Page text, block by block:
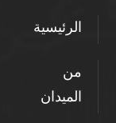
الرئيسية
من
الميدان